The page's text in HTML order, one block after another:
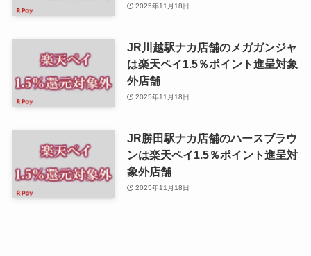
2025年11月18日
JR川越駅ナカ店舗のメガガンジャ
は楽天ペイ1.5％ポイント進呈対象
外店舗
2025年11月18日
JR勝田駅ナカ店舗のハースブラウ
ンは楽天ペイ1.5％ポイント進呈対
象外店舗
2025年11月18日